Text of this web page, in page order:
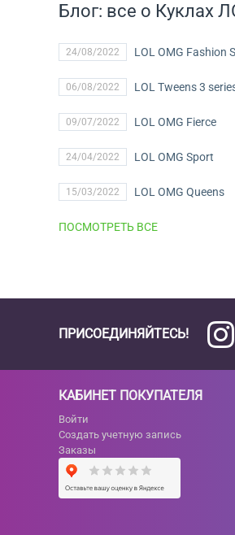
Блог: все о Куклах
24/08/2022 LOL OMG Fashion
06/08/2022 LOL Tweens 3
09/07/2022 LOL OMG Fierce
24/04/2022 LOL OMG Sport
15/03/2022 LOL OMG Queens
ПОСМОТРЕТЬ ВСЕ
ПРИСОЕДИНЯЙТЕСЬ!
КАБИНЕТ ПОКУПАТЕЛЯ
Войти
Создать учетную запись
Заказы